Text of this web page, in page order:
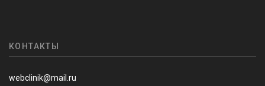
КОНТАКТЫ
webclinik@mail.ru